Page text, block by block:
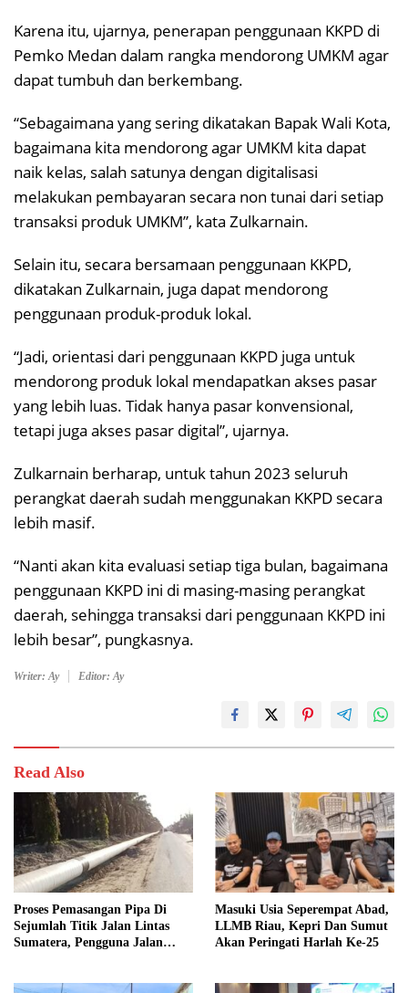
Karena itu, ujarnya, penerapan penggunaan KKPD di
Pemko Medan dalam rangka mendorong UMKM agar
dapat tumbuh dan berkembang.
“Sebagaimana yang sering dikatakan Bapak Wali Kota,
bagaimana kita mendorong agar UMKM kita dapat
naik kelas, salah satunya dengan digitalisasi
melakukan pembayaran secara non tunai dari setiap
transaksi produk UMKM”, kata Zulkarnain.
Selain itu, secara bersamaan penggunaan KKPD,
dikatakan Zulkarnain, juga dapat mendorong
penggunaan produk-produk lokal.
“Jadi, orientasi dari penggunaan KKPD juga untuk
mendorong produk lokal mendapatkan akses pasar
yang lebih luas. Tidak hanya pasar konvensional,
tetapi juga akses pasar digital”, ujarnya.
Zulkarnain berharap, untuk tahun 2023 seluruh
perangkat daerah sudah menggunakan KKPD secara
lebih masif.
“Nanti akan kita evaluasi setiap tiga bulan, bagaimana
penggunaan KKPD ini di masing-masing perangkat
daerah, sehingga transaksi dari penggunaan KKPD ini
lebih besar”, pungkasnya.
Writer: Ay Editor: Ay
Read Also
Proses Pemasangan Pipa Di
Sejumlah Titik Jalan Lintas
Sumatera, Pengguna Jalan
Masuki Usia Seperempat Abad,
LLMB Riau, Kepri Dan Sumut
Akan Peringati Harlah Ke-25